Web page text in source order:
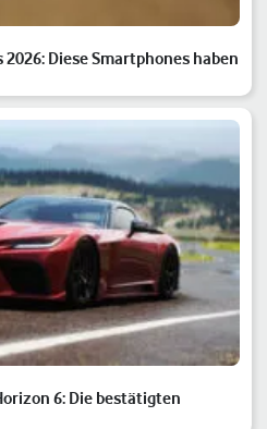
Diese Smartphones haben
6: Die bestätigten